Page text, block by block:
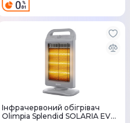
Інфрачервоний обігрівач
Olimpia Splendid SOLARIA EVO